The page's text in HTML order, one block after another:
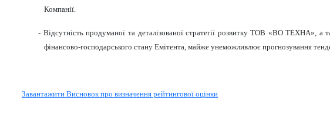
Компанії.
- Відсутність продуманої та деталізованої стратегії розвитку ТОВ «ВО ТЕХНА», а
фінансово-господарського стану Емітента, майже унеможливлює прогнозування
Завантажити Висновок про визначення рейтингової оцінки